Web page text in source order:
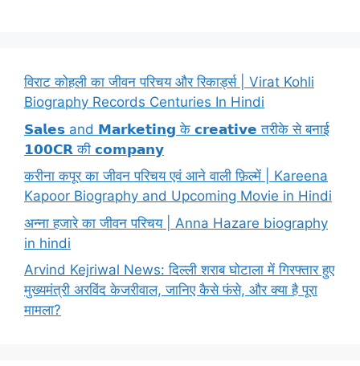
विराट कोहली का जीवन परिचय और रिकार्ड्स | Virat Kohli
Biography Records Centuries In Hindi
𝗦𝗮𝗹𝗲𝘀 and 𝗠𝗮𝗿𝗸𝗲𝘁𝗶𝗻𝗴 के 𝗰𝗿𝗲𝗮𝘁𝗶𝘃𝗲 तरीके से बनाई
𝟭𝟬𝟬𝗖𝗥 की 𝗰𝗼𝗺𝗽𝗮𝗻𝘆
करीना कपूर का जीवन परिचय एवं आने वाली फ़िल्में | Kareena
Kapoor Biography and Upcoming Movie in Hindi
अन्ना हजारे का जीवन परिचय | Anna Hazare biography
in hindi
Arvind Kejriwal News: दिल्ली शराब घोटाला में गिरफ्तार हुए
मुख्यमंत्री अरविंद केजरीवाल, जानिए कैसे फंसे, और क्या है पूरा
मामला?